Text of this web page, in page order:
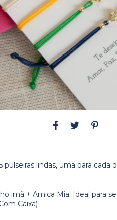
lindas, uma para cada
imã + Amica Mia. Ideal para
Caixa)